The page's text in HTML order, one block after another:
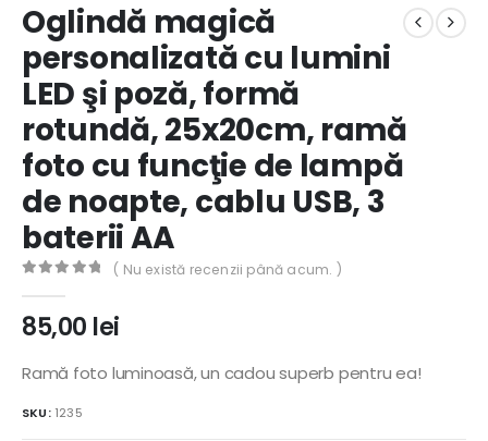
Oglindă magică
personalizată cu lumini
LED şi poză, formă
rotundă, 25x20cm, ramă
foto cu funcţie de lampă
de noapte, cablu USB, 3
baterii AA
( Nu există recenzii până acum. )
85,00 lei
Ramă foto luminoasă, un cadou superb pentru ea!
SKU: 1235